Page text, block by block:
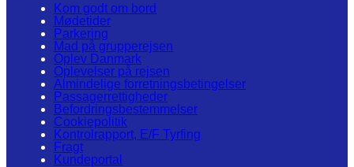
Kom godt om bord
Mødetider
Parkering
Mad på grupperejsen
Oplev Danmark
Oplevelser på rejsen
Almindelige forretningsbetingelser
Passagerrettigheder
Befordringsbestemmelser
Cookiepolitik
Kontrolrapport, E/F Tyrfing
Fragt
Kundeportal